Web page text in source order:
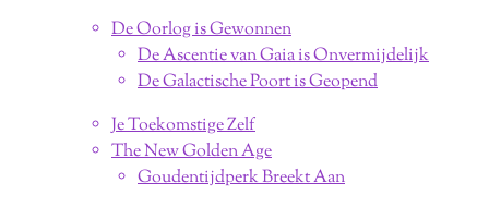
De Oorlog is Gewonnen
De Ascentie van Gaia is Onvermijdelijk
De Galactische Poort is Geopend
Je Toekomstige Zelf
The New Golden Age
Goudentijdperk Breekt Aan